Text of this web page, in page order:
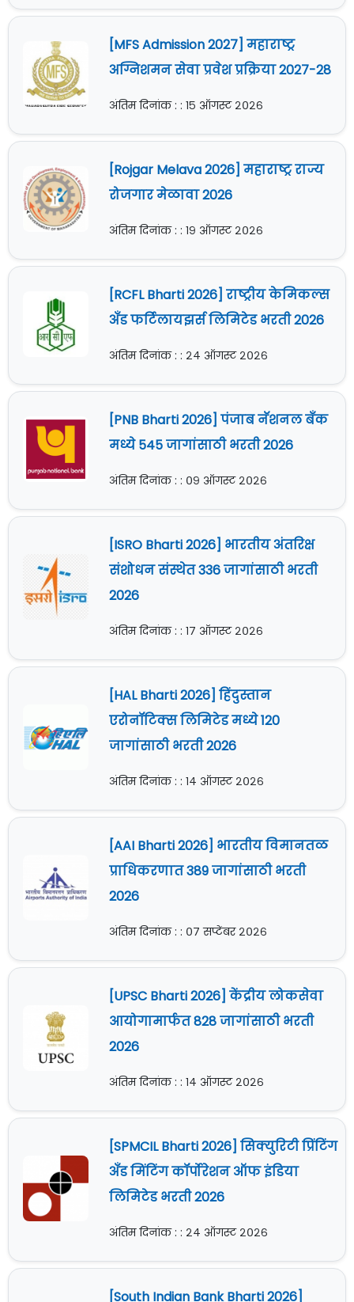
[MFS Admission 2027] महाराष्ट्र
अग्निशमन सेवा प्रवेश प्रक्रिया 2027-28
अंतिम दिनांक : : १५ ऑगस्ट २०२६
[Rojgar Melava 2026] महाराष्ट्र राज्य
रोजगार मेळावा 2026
अंतिम दिनांक : : १९ ऑगस्ट २०२६
[RCFL Bharti 2026] राष्ट्रीय केमिकल्स
अँड फर्टिलायझर्स लिमिटेड भरती 2026
अंतिम दिनांक : : २४ ऑगस्ट २०२६
[PNB Bharti 2026] पंजाब नॅशनल बँक
मध्ये 545 जागांसाठी भरती 2026
अंतिम दिनांक : : ०९ ऑगस्ट २०२६
[ISRO Bharti 2026] भारतीय अंतरिक्ष
संशोधन संस्थेत 336 जागांसाठी भरती
2026
अंतिम दिनांक : : १७ ऑगस्ट २०२६
[HAL Bharti 2026] हिंदुस्तान
एरोनॉटिक्स लिमिटेड मध्ये 120
जागांसाठी भरती 2026
अंतिम दिनांक : : १४ ऑगस्ट २०२६
[AAI Bharti 2026] भारतीय विमानतळ
प्राधिकरणात 389 जागांसाठी भरती
2026
अंतिम दिनांक : : ०७ सप्टेंबर २०२६
[UPSC Bharti 2026] केंद्रीय लोकसेवा
आयोगामार्फत 828 जागांसाठी भरती
2026
अंतिम दिनांक : : १४ ऑगस्ट २०२६
[SPMCIL Bharti 2026] सिक्युरिटी प्रिंटिंग
अँड मिंटिंग कॉर्पोरेशन ऑफ इंडिया
लिमिटेड भरती 2026
अंतिम दिनांक : : २४ ऑगस्ट २०२६
[South Indian Bank Bharti 2026]